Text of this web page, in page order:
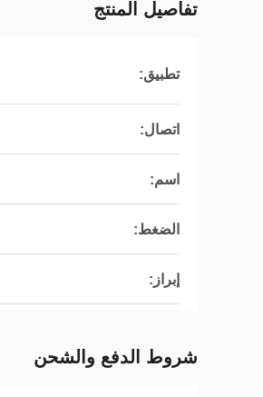
تفاصيل المنتج
تطبيق:
اتصال:
اسم:
الضغط:
إبراز:
شروط الدفع والشحن